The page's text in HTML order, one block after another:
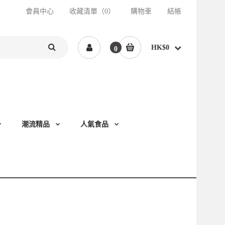
會員中心 收藏清單（0） 購物車 結帳
0 HK$0
潮流精品 人氣食品